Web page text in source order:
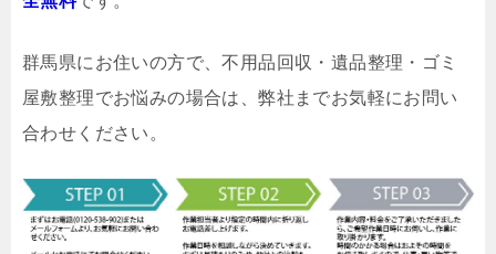
群馬県にお住いの方で、不用品回収・遺品整理・ゴミ
屋敷整理でお悩みの場合は、弊社までお気軽にお問い
合わせください。